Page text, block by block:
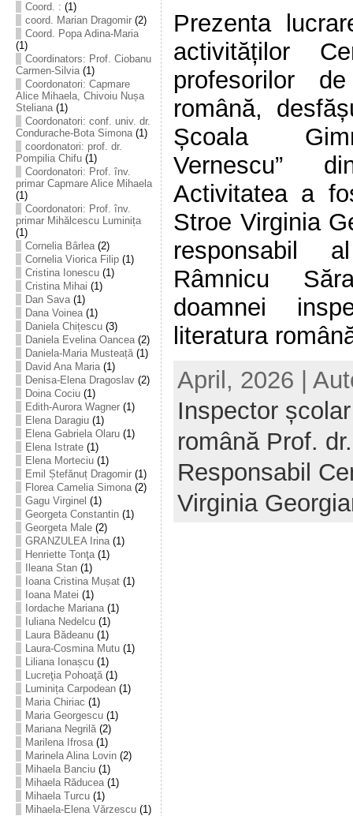
Coord. : (1)
coord. Marian Dragomir(2)
Coord. Popa Adina-Maria
(1)
Coordinators: Prof. Ciobanu
Carmen-Silvia(1)
Coordonatori: Capmare
Alice Mihaela, Chivoiu Nușa
Steliana(1)
Coordonatori: conf. univ. dr.
Condurache-Bota Simona(1)
coordonatori: prof. dr.
Pompilia Chifu(1)
Coordonatori: Prof. înv.
primar Capmare Alice Mihaela
(1)
Coordonatori: Prof. înv.
primar Mihălcescu Luminița
(1)
Cornelia Bârlea(2)
Cornelia Viorica Filip(1)
Cristina Ionescu(1)
Cristina Mihai (1)
Dan Sava(1)
Dana Voinea(1)
Daniela Chițescu(3)
Daniela Evelina Oancea(2)
Daniela-Maria Musteață(1)
David Ana Maria(1)
Denisa-Elena Dragoslav(2)
Doina Cociu(1)
Edith-Aurora Wagner(1)
Elena Daragiu(1)
Elena Gabriela Olaru(1)
Elena Istrate(1)
Elena Morteciu(1)
Emil Ștefănuț Dragomir(1)
Florea Camelia Simona(2)
Gagu Virginel (1)
Georgeta Constantin(1)
Georgeta Male(2)
GRANZULEA Irina(1)
Henriette Tonţa(1)
Ileana Stan(1)
Ioana Cristina Mușat(1)
Ioana Matei (1)
Iordache Mariana(1)
Iuliana Nedelcu(1)
Laura Bădeanu(1)
Laura-Cosmina Mutu(1)
Liliana Ionașcu(1)
Lucreţia Pohoaţă(1)
Luminița Carpodean(1)
Maria Chiriac (1)
Maria Georgescu(1)
Mariana Negrilă(2)
Marilena Ifrosa(1)
Marinela Alina Lovin(2)
Mihaela Banciu(1)
Mihaela Răducea(1)
Mihaela Turcu(1)
Mihaela-Elena Vărzescu(1)
Prezenta
activităților
profesorilor
română,
Școala
Vernescu”
Activitatea a
Stroe Virginia
responsabil
Râmnicu
doamnei
literatura
April, 2026 |
Inspector
română Prof.
Responsabil
Virginia